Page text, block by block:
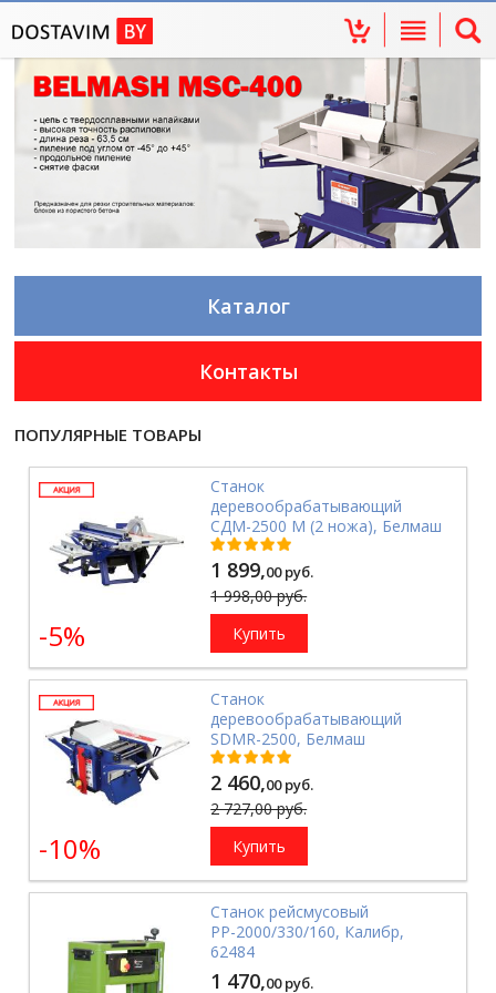
Каталог
Контакты
ПОПУЛЯРНЫЕ ТОВАРЫ
-5%
Станок
деревообрабатывающий
СДМ-2500 М (2 ножа), Белмаш
1 899,00 руб.
1 998,00 руб.
Купить
-10%
Станок
деревообрабатывающий
SDMR-2500, Белмаш
2 460,00 руб.
2 727,00 руб.
Купить
Станок рейсмусовый
РР-2000/330/160, Калибр,
62484
1 470,00 руб.